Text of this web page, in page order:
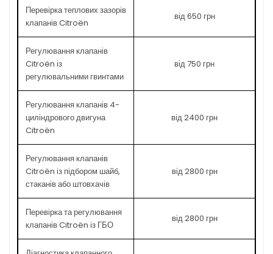
Перевірка теплових зазорів
клапанів Citroën
від 650 грн
Регулювання клапанів
Citroën із
регулювальними гвинтами
від 750 грн
Регулювання клапанів 4-
циліндрового двигуна
Citroën
від 2400 грн
Регулювання клапанів
Citroën із підбором шайб,
стаканів або штовхачів
від 2800 грн
Перевірка та регулювання
клапанів Citroën із ГБО
від 2800 грн